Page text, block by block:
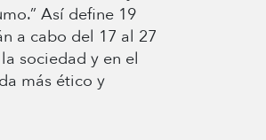
Así define 19
a cabo del 17 al 27
sociedad y en el
más ético y